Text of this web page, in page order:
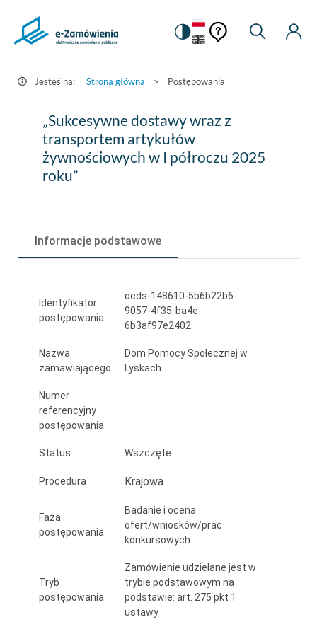
Postępowania
Zamówienia.gov.pl
Zmiana
na
kontrastową
Pomoc
kontekstowa
Pomoc
Moje
Jesteś na: Strona główna > Postępowania
„Sukcesywne
dostawy
wraz
artykułów
żywnościowych
2025
„Sukcesywne dostawy wraz z
transportem artykułów
żywnościowych w I półroczu 2025
roku”
Informacje podstawowe
Identyfikator
postępowania
ocds-148610-5b6b22b6-
9057-4f35-ba4e-
6b3af97e2402
Nazwa
zamawiającego
Dom Pomocy Społecznej w
Lyskach
Numer
referencyjny
postępowania
Status Wszczęte
Procedura Krajowa
Faza
postępowania
Badanie i ocena
ofert/wniosków/prac
konkursowych
Tryb
postępowania
Zamówienie udzielane jest w
trybie podstawowym na
podstawie: art. 275 pkt 1
ustawy